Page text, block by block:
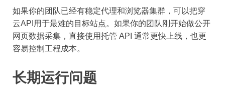
如果你的团队已经有稳定代理和浏览器集群，可以把穿
云API用于最难的目标站点。如果你的团队刚开始做公开
网页数据采集，直接使用托管 API 通常更快上线，也更
容易控制工程成本。
长期运行问题